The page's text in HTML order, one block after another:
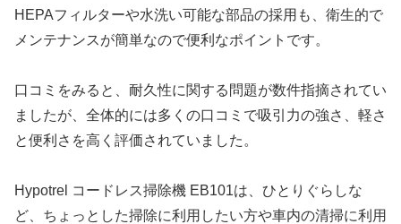
HEPAフィルターや水洗い可能な部品の採用も、衛生的で
メンテナンスが簡単なので便利なポイントです。
口コミをみると、耐久性に関する問題が数件指摘されてい
ましたが、全体的には多くの口コミで吸引力の強さ、軽さ
と便利さを高く評価されていました。
Hypotrel コードレス掃除機 EB101は、ひとりぐらしな
ど、ちょっとした掃除に利用したい方や車内の清掃に利用